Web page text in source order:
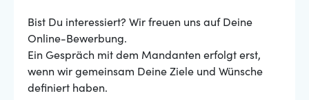
Bist Du interessiert? Wir freuen uns auf Deine
Online-Bewerbung.
Ein Gespräch mit dem Mandanten erfolgt erst,
wenn wir gemeinsam Deine Ziele und Wünsche
definiert haben.